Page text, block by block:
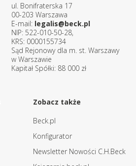
ul. Bonifraterska 17
00-203 Warszawa
E-mail: legalis@beck.pl
NIP: 522-010-50-28,
KRS: 0000155734
Sąd Rejonowy dla m. st. Warszawy
w Warszawie
Kapitał Spółki: 88 000 zł
Zobacz także
Beck.pl
Konfigurator
Newsletter Nowości C.H.Beck